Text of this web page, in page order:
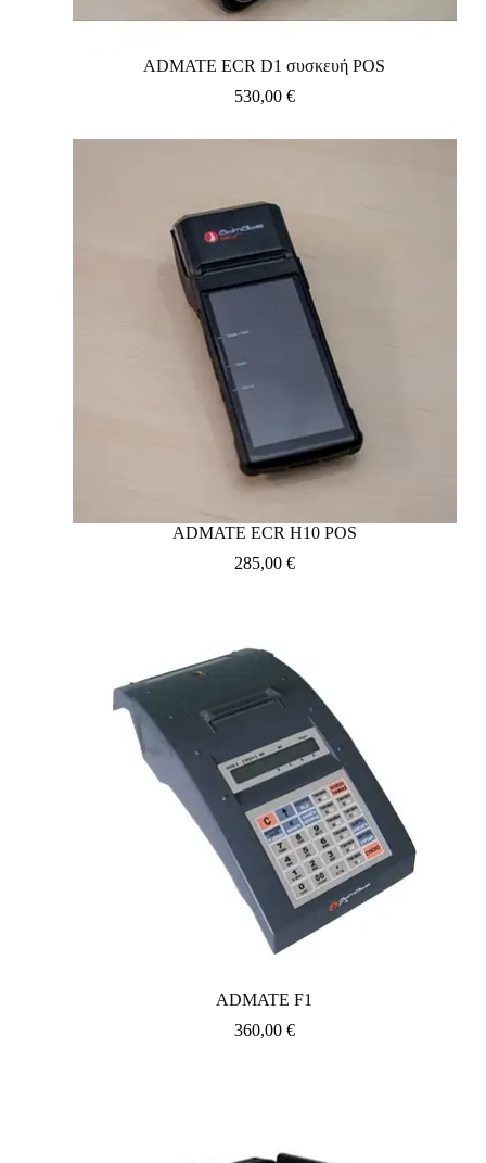
ADMATE ECR D1 συσκευή POS
530,00 €
ADMATE ECR H10 POS
285,00 €
ADMATE F1
360,00 €